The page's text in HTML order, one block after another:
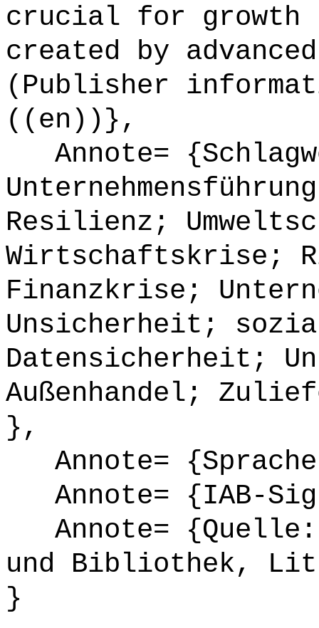
crucial for growth
created by
(Publisher
((en))},
Annote=
Resilienz;
Wirtschaftskrise;
Finanzkrise;
Unsicherheit;
Datensicherheit;
Außenhandel;
},
Annote=
Annote= {IAB-
Annote= {Quelle:
und Bibliothek,
}